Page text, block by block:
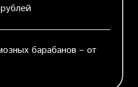
барабанов – от